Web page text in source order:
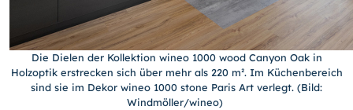
Die Dielen der Kollektion wineo 1000 wood Canyon Oak in
Holzoptik erstrecken sich über mehr als 220 m². Im Küchenbereich
sind sie im Dekor wineo 1000 stone Paris Art verlegt. (Bild:
Windmöller/wineo)